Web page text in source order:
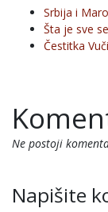
Srbija i
Šta je sve
Čestitka
Ne postoji
Napišite